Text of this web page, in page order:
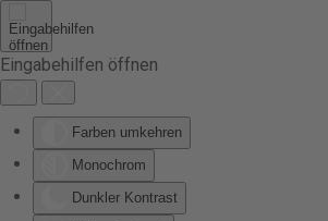
Eingabehilfen öffnen
Farben umkehren
Monochrom
Dunkler Kontrast
Zum Hauptinhalt springen